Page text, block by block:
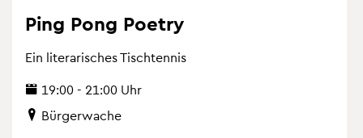
Ping Pong Poe­try
Ein li­te­ra­ri­sches Tisch­ten­nis
19:00 - 21:00 Uhr
Bür­ger­wa­che